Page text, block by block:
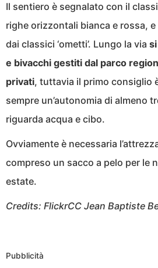
Il sentiero è segnalato con il
righe orizzontali bianca e rossa,
dai classici ‘ometti’. Lungo la via
e bivacchi gestiti dal parco
privati, tuttavia il primo consiglio
sempre un’autonomia di almeno
riguarda acqua e cibo.
Ovviamente è necessaria
compreso un sacco a pelo per le
estate.
Credits: FlickrCC Jean Baptiste
Pubblicità